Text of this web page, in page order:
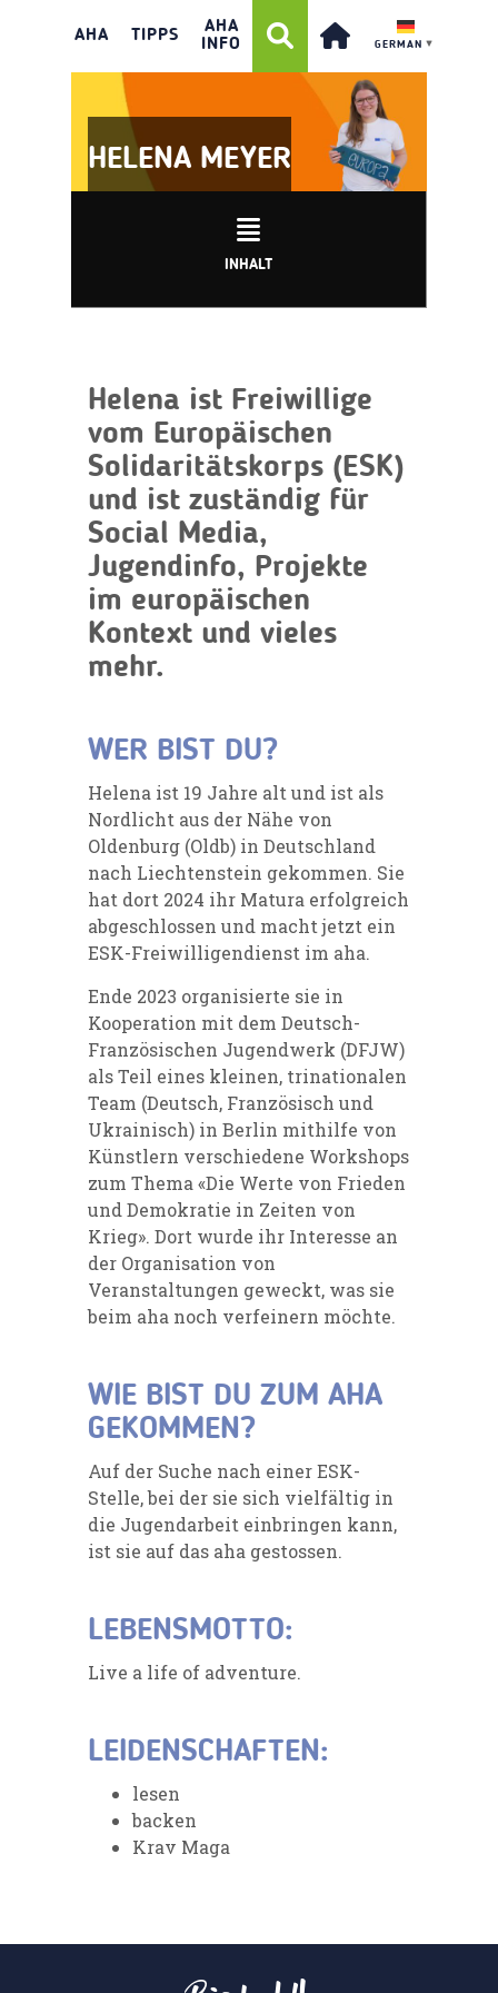
AHA TIPPS
AHA
INFO
GERMAN ▼
HELENA MEYER
INHALT
Helena ist Freiwillige
vom Europäischen
Solidaritätskorps (ESK)
und ist zuständig für
Social Media,
Jugendinfo, Projekte
im europäischen
Kontext und vieles
mehr.
WER BIST DU?
Helena ist 19 Jahre alt und ist als
Nordlicht aus der Nähe von
Oldenburg (Oldb) in Deutschland
nach Liechtenstein gekommen. Sie
hat dort 2024 ihr Matura erfolgreich
abgeschlossen und macht jetzt ein
ESK-Freiwilligendienst im aha.
Ende 2023 organisierte sie in
Kooperation mit dem Deutsch-
Französischen Jugendwerk (DFJW)
als Teil eines kleinen, trinationalen
Team (Deutsch, Französisch und
Ukrainisch) in Berlin mithilfe von
Künstlern verschiedene Workshops
zum Thema «Die Werte von Frieden
und Demokratie in Zeiten von
Krieg». Dort wurde ihr Interesse an
der Organisation von
Veranstaltungen geweckt, was sie
beim aha noch verfeinern möchte.
WIE BIST DU ZUM AHA
GEKOMMEN?
Auf der Suche nach einer ESK-
Stelle, bei der sie sich vielfältig in
die Jugendarbeit einbringen kann,
ist sie auf das aha gestossen.
LEBENSMOTTO:
Live a life of adventure.
LEIDENSCHAFTEN:
lesen
backen
Krav Maga